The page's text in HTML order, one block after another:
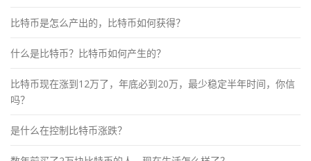
比特币是怎么产出的，比特币如何获得？
什么是比特币？比特币如何产生的？
比特币现在涨到12万了，年底必到20万，最少稳定半年时间，你信
吗？
是什么在控制比特币涨跌？